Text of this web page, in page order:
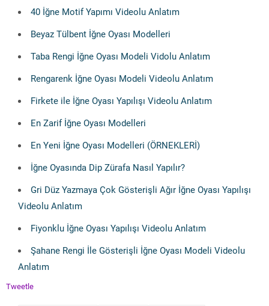
40 İğne Motif Yapımı Videolu Anlatım
Beyaz Tülbent İğne Oyası Modelleri
Taba Rengi İğne Oyası Modeli Vidolu Anlatım
Rengarenk İğne Oyası Modeli Videolu Anlatım
Firkete ile İğne Oyası Yapılışı Videolu Anlatım
En Zarif İğne Oyası Modelleri
En Yeni İğne Oyası Modelleri (ÖRNEKLERİ)
İğne Oyasında Dip Zürafa Nasıl Yapılır?
Gri Düz Yazmaya Çok Gösterişli Ağır İğne Oyası Yapılışı
Videolu Anlatım
Fiyonklu İğne Oyası Yapılışı Videolu Anlatım
Şahane Rengi İle Gösterişli İğne Oyası Modeli Videolu
Anlatım
Tweetle